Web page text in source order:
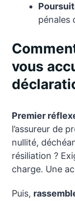
pénales
vous
Premier
l’assureur de
nullité,
résiliation ?
charge. Une
Puis,